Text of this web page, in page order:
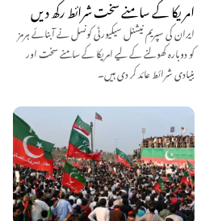
امریکا کے سامنے سخت شرائط رکھ دیں
ایران کی سپریم نیشنل سیکیورٹی کونسل نے آبنائے ہرمز
کو دوبارہ کھولنے کے لیے امریکا کے سامنے سخت اور
بنیادی شرائط عائد کر دی ہیں۔